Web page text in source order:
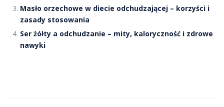
Masło orzechowe w diecie odchudzającej – korzyści i
zasady stosowania
Ser żółty a odchudzanie – mity, kaloryczność i zdrowe
nawyki